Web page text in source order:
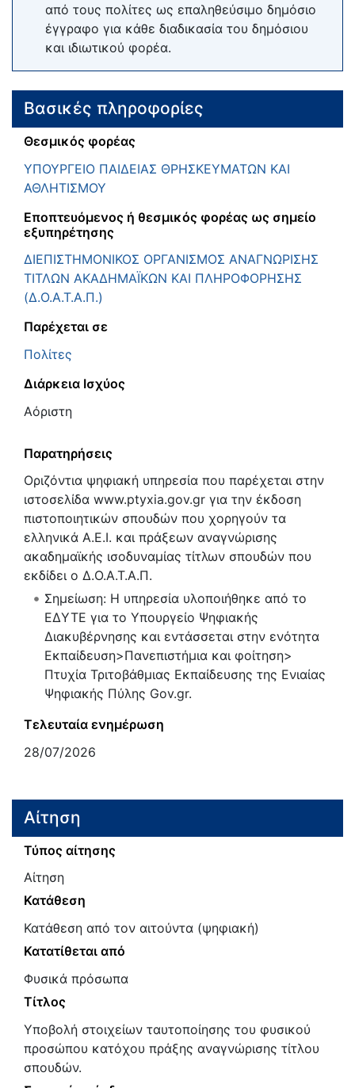
από τους πολίτες ως επαληθεύσιμο δημόσιο
έγγραφο για κάθε διαδικασία του δημόσιου
και ιδιωτικού φορέα.
Βασικές πληροφορίες
Θεσμικός φορέας
ΥΠΟΥΡΓΕΙΟ ΠΑΙΔΕΙΑΣ ΘΡΗΣΚΕΥΜΑΤΩΝ ΚΑΙ
ΑΘΛΗΤΙΣΜΟΥ
Εποπτευόμενος ή θεσμικός φορέας ως σημείο
εξυπηρέτησης
ΔΙΕΠΙΣΤΗΜΟΝΙΚΟΣ ΟΡΓΑΝΙΣΜΟΣ ΑΝΑΓΝΩΡΙΣΗΣ
ΤΙΤΛΩΝ ΑΚΑΔΗΜΑΪΚΩΝ ΚΑΙ ΠΛΗΡΟΦΟΡΗΣΗΣ
(Δ.Ο.Α.Τ.Α.Π.)
Παρέχεται σε
Πολίτες
Διάρκεια Ισχύος
Αόριστη
Παρατηρήσεις
Οριζόντια ψηφιακή υπηρεσία που παρέχεται στην
ιστοσελίδα www.ptyxia.gov.gr για την έκδοση
πιστοποιητικών σπουδών που χορηγούν τα
ελληνικά Α.Ε.Ι. και πράξεων αναγνώρισης
ακαδημαϊκής ισοδυναμίας τίτλων σπουδών που
εκδίδει ο Δ.Ο.Α.Τ.Α.Π.
Σημείωση: Η υπηρεσία υλοποιήθηκε από το
ΕΔΥΤΕ για το Υπουργείο Ψηφιακής
Διακυβέρνησης και εντάσσεται στην ενότητα
Εκπαίδευση>Πανεπιστήμια και φοίτηση>
Πτυχία Τριτοβάθμιας Εκπαίδευσης της Ενιαίας
Ψηφιακής Πύλης Gov.gr.
Τελευταία ενημέρωση
28/07/2026
Αίτηση
Τύπος αίτησης
Αίτηση
Κατάθεση
Κατάθεση από τον αιτούντα (ψηφιακή)
Κατατίθεται από
Φυσικά πρόσωπα
Τίτλος
Υποβολή στοιχείων ταυτοποίησης του φυσικού
προσώπου κατόχου πράξης αναγνώρισης τίτλου
σπουδών.